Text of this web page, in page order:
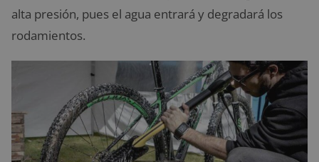
alta presión, pues el agua entrará y degradará los
rodamientos.